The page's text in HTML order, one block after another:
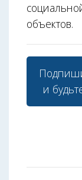
объектов.
и